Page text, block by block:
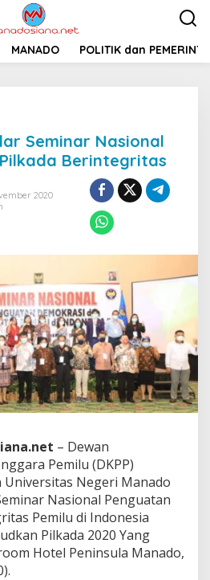
MANADO POLITIK dan
Seminar Nasional
Berintegritas
2020
– Dewan
Pemilu (DKPP)
Universitas Negeri Manado
Nasional Penguatan
Pemilu di Indonesia
Pilkada 2020 Yang
Hotel Peninsula Manado,